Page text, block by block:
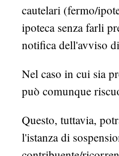
cautelari (fermo/
ipoteca senza farli
notifica dell'avviso
Nel caso in cui sia
può comunque
Questo, tuttavia,
l'istanza di